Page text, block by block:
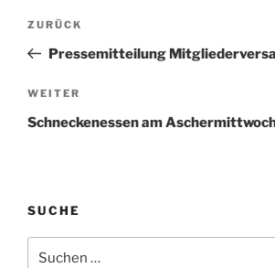
Beitragsnavigation
Vorheriger
Beitrag
ZURÜCK
Pressemitteilung
Nächster
Beitrag
WEITER
Schneckenessen am
SUCHE